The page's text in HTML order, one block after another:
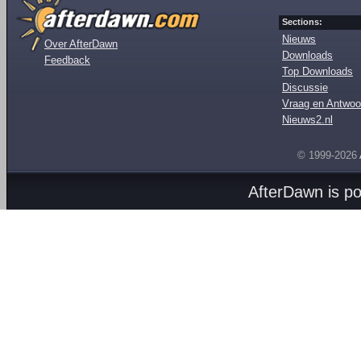
Over AfterDawn
Feedback
Sections:
Nieuws
Downloads
Top Downloads
Discussie
Vraag en
Nieuws2.nl
© 1999-2026
AfterDawn is